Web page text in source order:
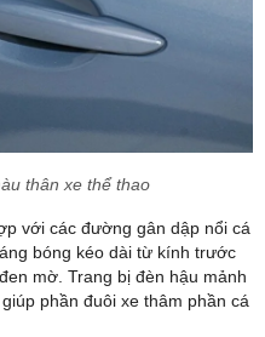
thân xe thể thao
với các đường gân dập nổi cá
bóng kéo dài từ kính trước
mờ. Trang bị đèn hậu mảnh
phần đuôi xe thâm phần cá